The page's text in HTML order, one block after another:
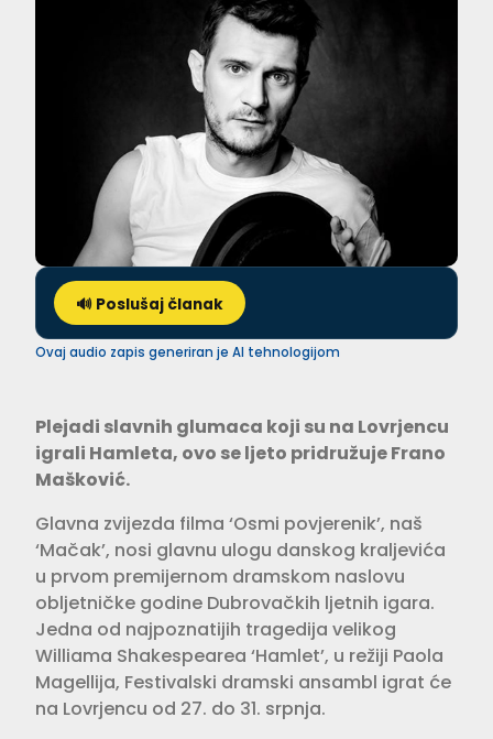
🔊 Poslušaj članak
Ovaj audio zapis generiran je AI tehnologijom
Plejadi slavnih glumaca koji su na Lovrjencu
igrali Hamleta, ovo se ljeto pridružuje Frano
Mašković.
Glavna zvijezda filma ‘Osmi povjerenik’, naš
‘Mačak’, nosi glavnu ulogu danskog kraljevića
u prvom premijernom dramskom naslovu
obljetničke godine Dubrovačkih ljetnih igara.
Jedna od najpoznatijih tragedija velikog
Williama Shakespearea ‘Hamlet’, u režiji Paola
Magellija, Festivalski dramski ansambl igrat će
na Lovrjencu od 27. do 31. srpnja.